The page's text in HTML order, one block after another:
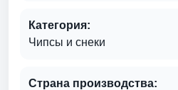
Категория:
Чипсы и снеки
Страна производства: